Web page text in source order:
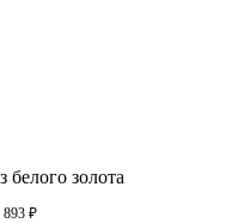
золота
893 ₽